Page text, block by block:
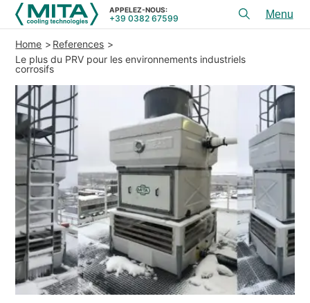
REFERENCES
APPELEZ-NOUS:
+39 0382 67599
menu
PRODUITS
APPLICATIONS
CONSEIL ET SERVICES
SERVICE
RESSOURCES
CONTACTS
APPELEZ-NOUS: +39 0382 67599
Home
References
Le plus du PRV pour les environnements industriels
corrosifs